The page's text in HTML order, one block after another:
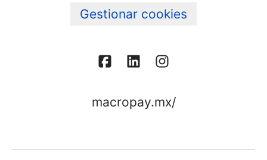
Gestionar cookies
macropay.mx/